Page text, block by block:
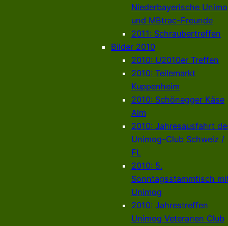
Niederbayerische
und MBtrac-Freunde
2011: Schraubertreffen
Bilder 2010
2010: U2010er Treffen
2010: Teilemarkt
Kuppenheim
2010: Schönegger Käse
Alm
2010: Jahresausfahrt
Unimog-Club Schweiz /
FL
2010: 5.
Sonntagsstammtisch
Unimog
2010: Jahrestreffen
Unimog Veteranen Club